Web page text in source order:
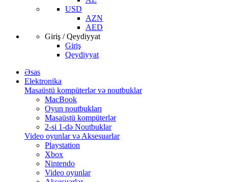
USD
AZN
AED
Giriş / Qeydiyyat
Giriş
Qeydiyyat
Əsas
Elektronika
Masaüstü kompüterlər və noutbuklar
MacBook
Oyun noutbukları
Masaüstü kompüterlər
2-si 1-də Noutbuklar
Video oyunlar və Aksesuarlar
Playstation
Xbox
Nintendo
Video oyunlar